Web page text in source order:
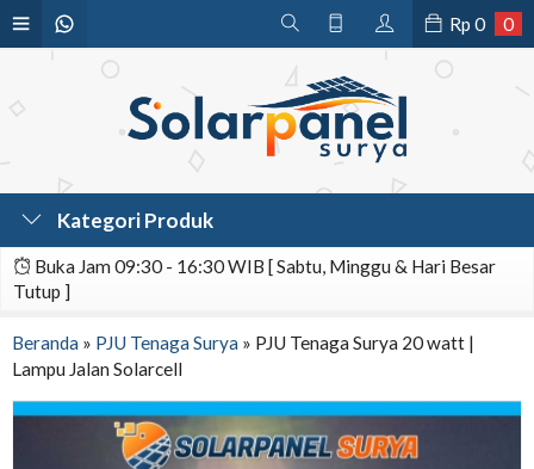
Rp 0 0
Kategori Produk
Buka Jam 09:30 - 16:30 WIB [ Sabtu, Minggu & Hari Besar
Tutup ]
Beranda » PJU Tenaga Surya » PJU Tenaga Surya 20 watt |
Lampu Jalan Solarcell